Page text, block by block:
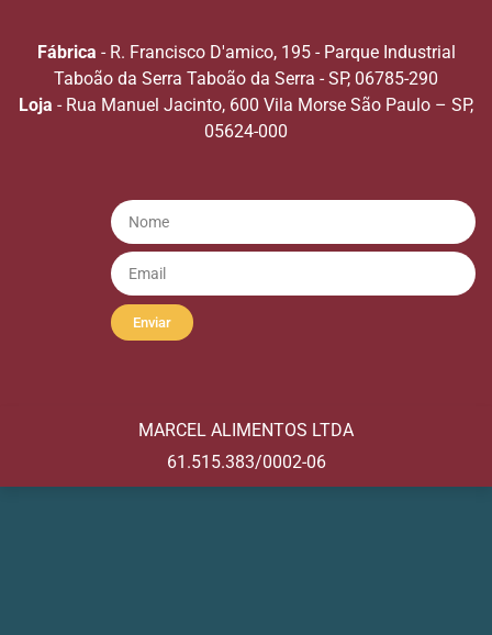
Fábrica - R. Francisco D'amico, 195 - Parque Industrial
Taboão da Serra Taboão da Serra - SP, 06785-290
Loja - Rua Manuel Jacinto, 600 Vila Morse São Paulo – SP,
05624-000
Enviar
MARCEL ALIMENTOS LTDA
61.515.383/0002-06